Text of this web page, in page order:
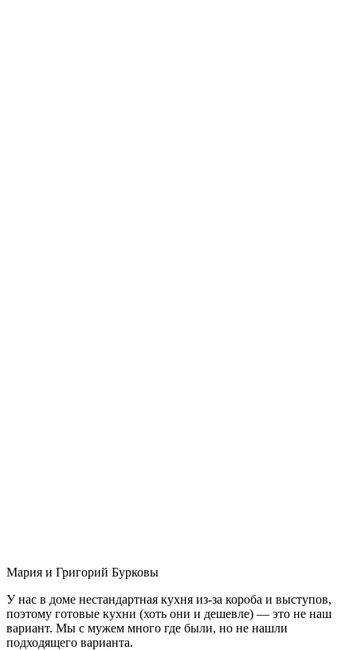
Мария и Григорий Бурковы
У нас в доме нестандартная кухня из-за короба и выступов,
поэтому готовые кухни (хоть они и дешевле) — это не наш
вариант. Мы с мужем много где были, но не нашли
подходящего варианта.